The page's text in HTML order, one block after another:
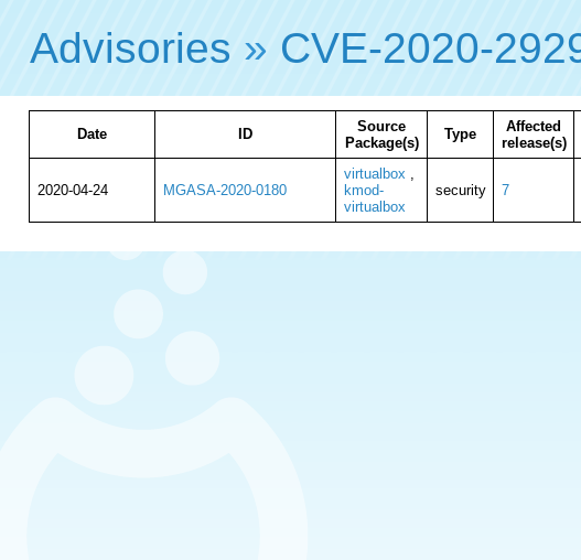
Advisories » CVE-2020-
Date ID
Source
Package(s)
Type
Affected
release(s)
2020-04-24 MGASA-2020-0180
virtualbox ,
kmod-
virtualbox
security 7